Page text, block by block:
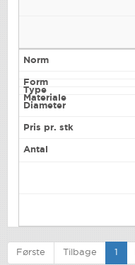
Første Tilbage 1